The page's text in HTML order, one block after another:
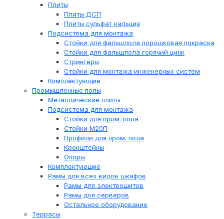
Плиты
Плиты ДСП
Плиты сульфат кальция
Подсистема для монтажа
Стойки для фальшпола порошковая покраска
Стойки для фальшпола горячий цинк
Стрингеры
Стойки для монтажа инженерных систем
Комплектующие
Промышленные полы
Металлические плиты
Подсистема для монтажа
Стойки для пром. пола
Стойки М20П
Профили для пром. пола
Кронштейны
Опоры
Комплектующие
Рамы для всех видов шкафов
Рамы для электрощитов
Рамы для серверов
Остальное оборудование
Террасы